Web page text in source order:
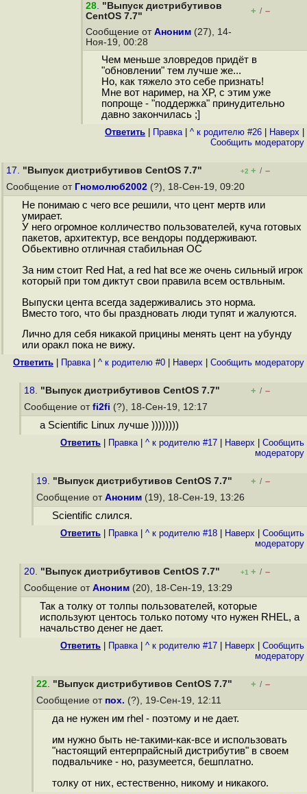
28. "Выпуск дистрибутивов
CentOS 7.7"
+ / –
Сообщение от Аноним (27), 14-
Ноя-19, 00:28
Чем меньше зловредов придёт в
"обновлении" тем лучше же...
Но, как тяжело это себе признать!
Мне вот наример, на XP, с этим уже
попроще - "поддержка" принудительно
давно закончилась ;]
Ответить Правка| ^ к родителю #26 Наверх
Cообщить модератору
17. "Выпуск дистрибутивов CentOS 7.7" +2 + / –
Сообщение от Гномолюб2002 (?), 18-Сен-19, 09:20
Не понимаю с чего все решили, что цент мертв или
умирает.
У него огромное колличество пользователей, куча готовых
пакетов, архитектур, все вендоры поддерживают.
Обьективно отличная стабильная ОС
За ним стоит Red Hat, а red hat все же очень сильный игрок
который при том диктут свои правила всем оствльным.
Выпуски цента всегда задерживались это норма.
Вместо того, что бы праздновать люди тупят и жалуются.
Лично для себя никакой прицины менять цент на убунду
или оракл пока не вижу.
Ответить Правка| ^ к родителю #0 Наверх Cообщить модератору
18. "Выпуск дистрибутивов CentOS 7.7" + / –
Сообщение от fi2fi (?), 18-Сен-19, 12:17
а Scientific Linux лучше ))))))))
Ответить Правка| ^ к родителю #17 Наверх
Cообщить
модератору
19. "Выпуск дистрибутивов CentOS 7.7" + / –
Сообщение от Аноним (19), 18-Сен-19, 13:26
Scientific слился.
Ответить Правка| ^ к родителю #18 Наверх
Cообщить
модератору
20. "Выпуск дистрибутивов CentOS 7.7" +1 + / –
Сообщение от Аноним (20), 18-Сен-19, 13:29
Так а толку от толпы пользователей, которые
используют центось только потому что нужен RHEL, а
начальство денег не дает.
Ответить Правка| ^ к родителю #17 Наверх
Cообщить
модератору
22. "Выпуск дистрибутивов CentOS 7.7" + / –
Сообщение от пох. (?), 19-Сен-19, 12:11
да не нужен им rhel - поэтому и не дает.
им нужно быть не-такими-как-все и использовать
"настоящий ентерпрайсный дистрибутив" в своем
подвальчике - но, разумеется, бешплатно.
толку от них, естественно, никому и никакого.